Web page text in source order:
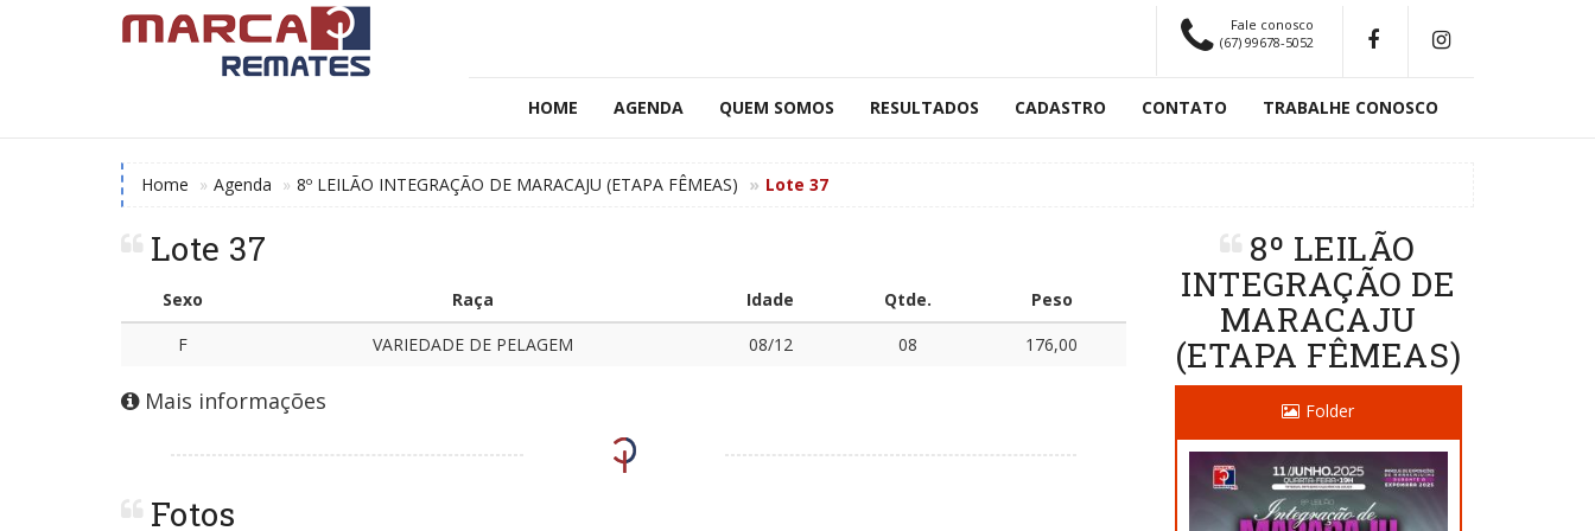
Fale conosco
(67) 99678-5052
HOME AGENDA QUEM SOMOS RESULTADOS CADASTRO CONTATO TRABALHE CONOSCO
Home Agenda 8º LEILÃO INTEGRAÇÃO DE MARACAJU (ETAPA FÊMEAS) Lote 37
Lote 37
Sexo Raça Idade Qtde.
Peso
F
VARIEDADE DE PELAGEM 08/12 08 176,00
Mais informações
Fotos
8º LEILÃO
INTEGRAÇÃO DE
MARACAJU
(ETAPA FÊMEAS)
Folder